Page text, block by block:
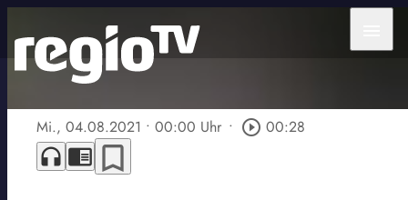
Mi., 04.08.2021 • 00:00 Uhr • play_circle_outline 00:28
headphones chrome_reader_mode bookmark_border